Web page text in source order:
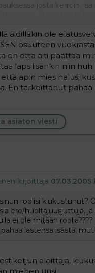
josta kerroin,
niihin. Äiti ei
olisivat halunneet, eikä
äidilläkin ole
osuuteen
on että äiti päättää
lapsilisänkin niin huh
ap:n mies halusi
En tarkoittanut pahaa
asiaton viesti
kirjoittaja
roolisi kiukustunut?
ero/huoltajuusjuttuja,
ei ole mitään
lastensa isästä,
aloittaja,